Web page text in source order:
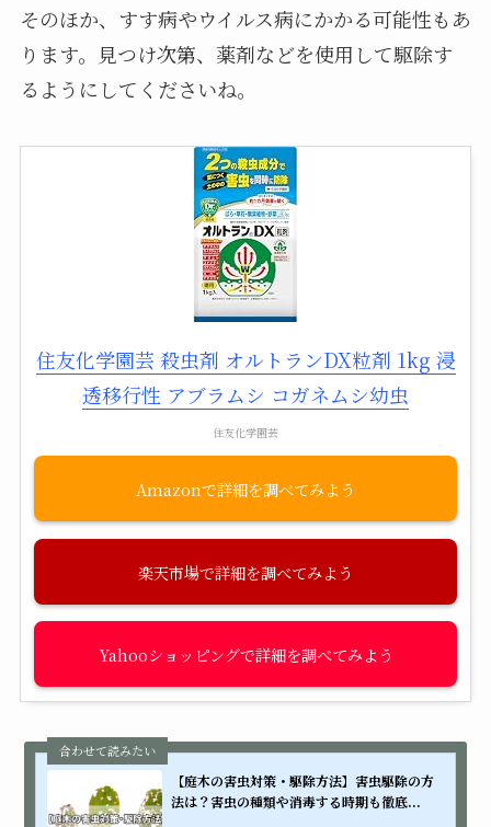
そのほか、すす病やウイルス病にかかる可能性もあ
ります。見つけ次第、薬剤などを使用して駆除す
るようにしてくださいね。
住友化学園芸 殺虫剤 オルトランDX粒剤 1kg 浸
透移行性 アブラムシ コガネムシ幼虫
住友化学園芸
Amazon
楽天市場
Yahooショッピング
【庭木の害虫対策・駆除方法】害虫駆除の方
法は？害虫の種類や消毒する時期も徹底...